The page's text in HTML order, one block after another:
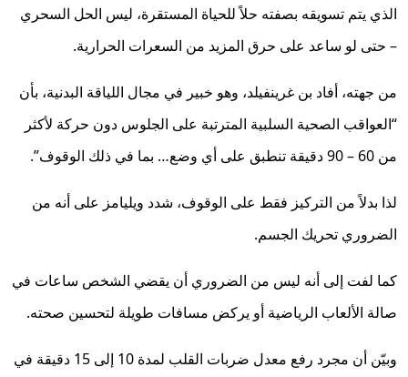
الذي يتم تسويقه بصفته حلاً للحياة المستقرة، ليس الحل السحري
– حتى لو ساعد على حرق المزيد من السعرات الحرارية.
من جهته، أفاد بن غرينفيلد، وهو خبير في مجال اللياقة البدنية، بأن
“العواقب الصحية السلبية المترتبة على الجلوس دون حركة لأكثر
من 60 – 90 دقيقة تنطبق على أي وضع… بما في ذلك الوقوف”.
لذا بدلاً من التركيز فقط على الوقوف، شدد ويليامز على أنه من
الضروري تحريك الجسم.
كما لفت إلى أنه ليس من الضروري أن يقضي الشخص ساعات في
صالة الألعاب الرياضية أو يركض مسافات طويلة لتحسين صحته.
وبيّن أن مجرد رفع معدل ضربات القلب لمدة 10 إلى 15 دقيقة في